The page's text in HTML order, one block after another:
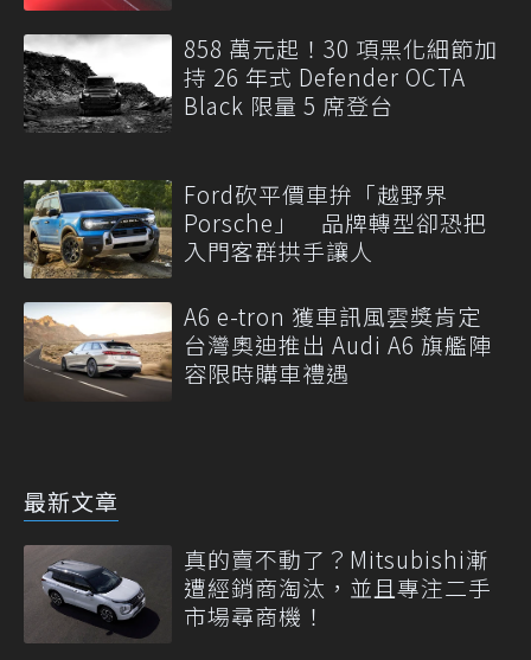
858 萬元起！30 項黑化細節加
持 26 年式 Defender OCTA
Black 限量 5 席登台
Ford砍平價車拚「越野界
Porsche」 品牌轉型卻恐把
入門客群拱手讓人
A6 e-tron 獲車訊風雲獎肯定
台灣奧迪推出 Audi A6 旗艦陣
容限時購車禮遇
最新文章
真的賣不動了？Mitsubishi漸
遭經銷商淘汰，並且專注二手
市場尋商機！